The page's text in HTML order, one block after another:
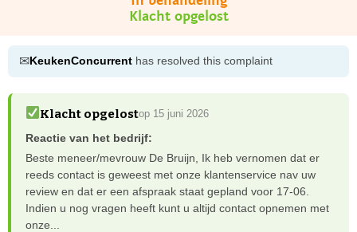
Klacht opgelost
✉KeukenConcurrent has resolved this complaint
Klacht opgelostop 15 juni 2026
Reactie van het bedrijf:
Beste meneer/mevrouw De Bruijn, Ik heb vernomen dat er
reeds contact is geweest met onze klantenservice nav uw
review en dat er een afspraak staat gepland voor 17-06.
Indien u nog vragen heeft kunt u altijd contact opnemen met
onze...